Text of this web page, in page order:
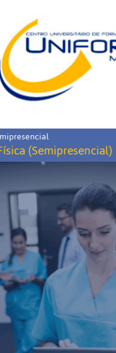
(Semipresencial)